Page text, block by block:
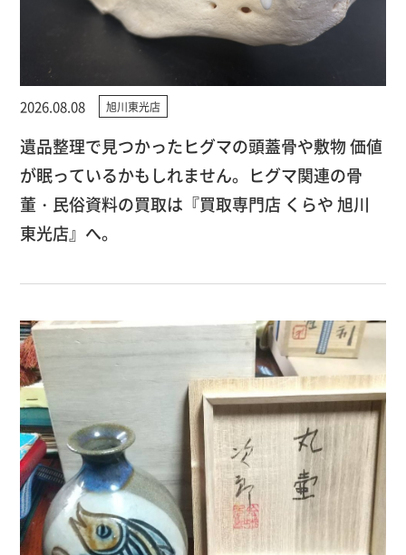
2026.08.08 旭川東光店
遺品整理で見つかったヒグマの頭蓋骨や敷物 価値
が眠っているかもしれません。ヒグマ関連の骨
董・民俗資料の買取は『買取専門店 くらや 旭川
東光店』へ。